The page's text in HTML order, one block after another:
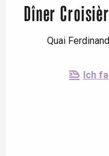
Dîner
Quai
Ich